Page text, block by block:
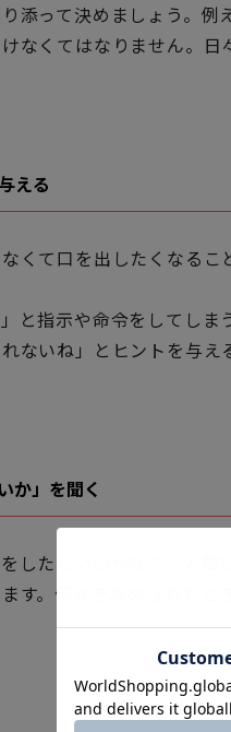
添って決めましょう。
なくてはなりません。
える
くて口を出したくなるこ
と指示や命令をしてし
ないね」とヒントを与え
か」を聞く
したらいいかな？」と
す。何かを求められた